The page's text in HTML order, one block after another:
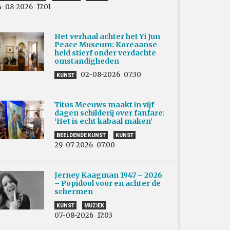
08-2026 17:01
Het verhaal achter het Yi Jun
Peace Museum: Koreaanse
held stierf onder verdachte
omstandigheden
KUNST 02-08-2026 07:30
Titus Meeuws maakt in vijf
dagen schilderij over fanfare:
‘Het is echt kabaal maken’
BEELDENDE KUNST KUNST
29-07-2026 07:00
Jerney Kaagman 1947 – 2026
– Popidool voor en achter de
schermen
KUNST MUZIEK
07-08-2026 17:03